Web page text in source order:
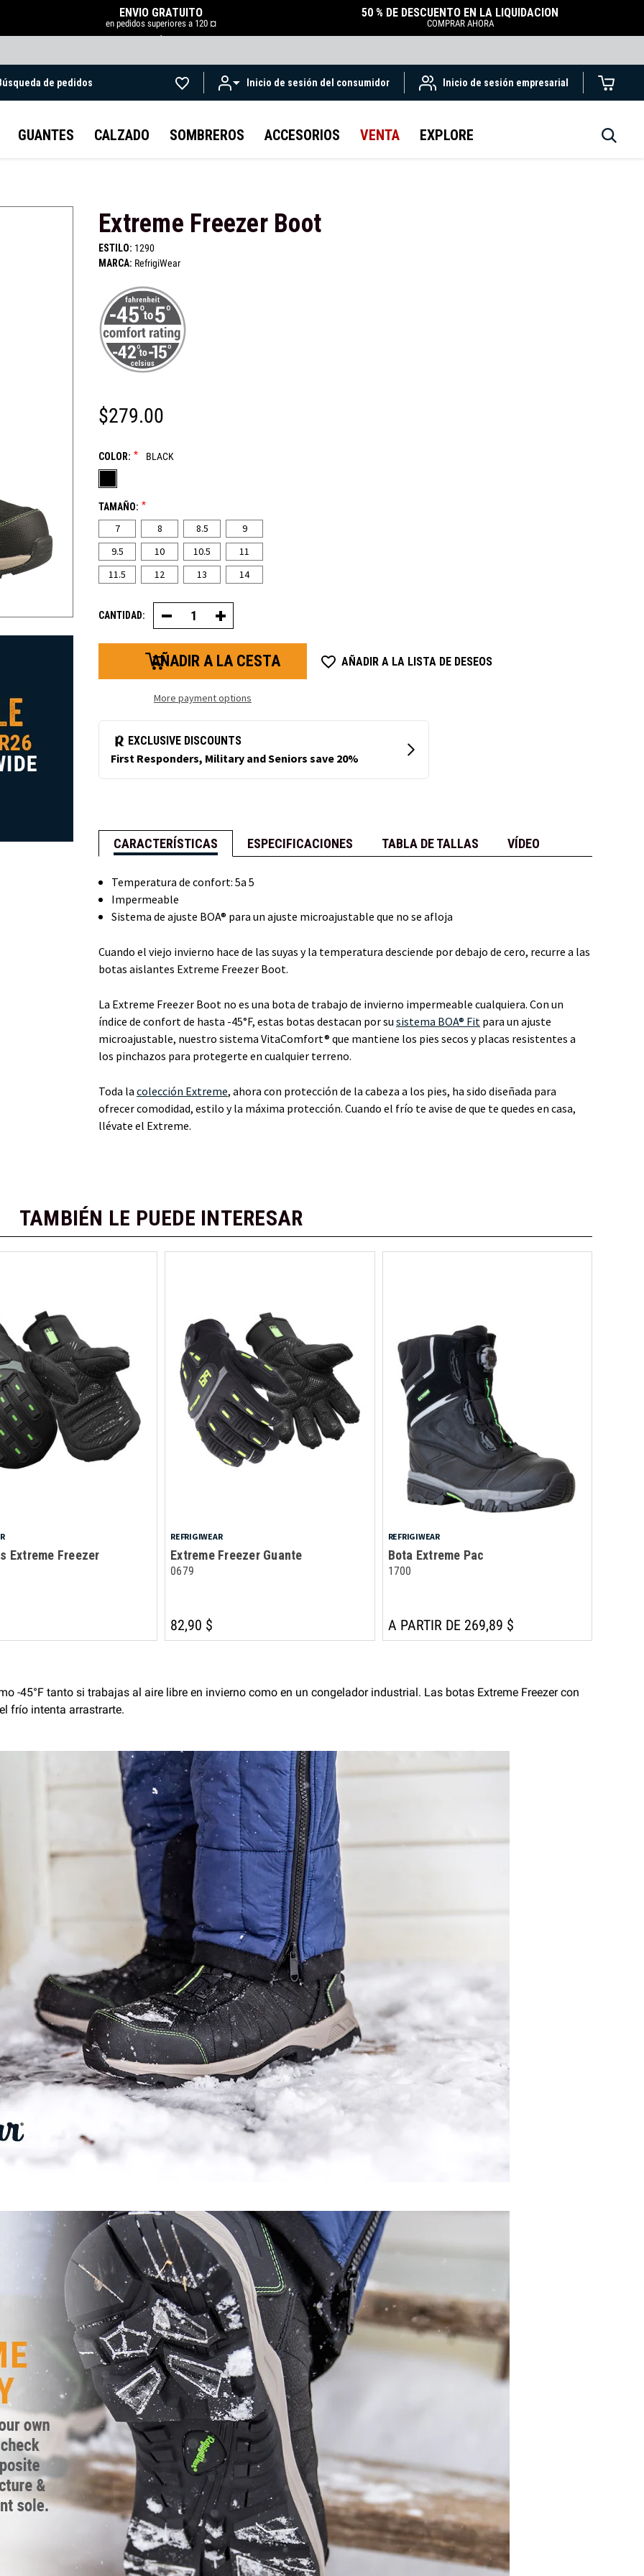
ENVÍO GRATUITO
en pedidos superiores a 120 ¤
.
50 % DE DESCUENTO EN LA LIQUIDACIÓN
COMPRAR AHORA
de pedidos Inicio de sesión del consumidor Inicio de sesión empresarial
GUANTES CALZADO SOMBREROS ACCESORIOS VENTA EXPLORE
Extreme Freezer Boot
ESTILO: 1290
MARCA: RefrigiWear
$279.00
COLOR: * BLACK
TAMAÑO: *
7 8 8.5
9
9.5
10 10.5
11
11.5
12 13 14
CANTIDAD: Disminuir
la
cantidad
de
bota
extrema
Aumentar
la
cantidad
Extreme
Boot
More payment options
AÑADIR A LA LISTA DE DESEOS
CARACTERÍSTICAS ESPECIFICACIONES TABLA DE TALLAS VÍDEO
Temperatura de confort: 5a 5
Impermeable
Sistema de ajuste BOA® para un ajuste microajustable que no se afloja
Cuando el viejo invierno hace de las suyas y la temperatura desciende por debajo de cero, recurre a las
botas aislantes Extreme Freezer Boot.
La Extreme Freezer Boot no es una bota de trabajo de invierno impermeable cualquiera. Con un
índice de confort de hasta -45°F, estas botas destacan por su sistema BOA® Fit para un ajuste
microajustable, nuestro sistema VitaComfort® que mantiene los pies secos y placas resistentes a
los pinchazos para protegerte en cualquier terreno.
Toda la colección Extreme, ahora con protección de la cabeza a los pies, ha sido diseñada para
ofrecer comodidad, estilo y la máxima protección. Cuando el frío te avise de que te quedes en casa,
llévate el Extreme.
TAMBIÉN LE PUEDE INTERESAR
Extreme Freezer
REFRIGIWEAR
Extreme Freezer Guante
0679
82,90 $
REFRIGIWEAR
Bota Extreme Pac
1700
A PARTIR DE 269,89 $
-45°F tanto si trabajas al aire libre en invierno como en un congelador industrial. Las botas Extreme Freezer con
frío intenta arrastrarte.